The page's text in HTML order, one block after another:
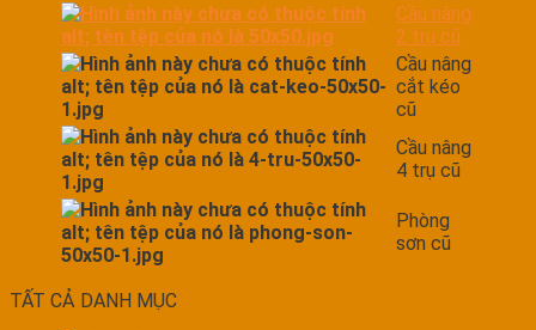
Cầu nâng
2 trụ cũ
Cầu nâng
cắt kéo
cũ
Cầu nâng
4 trụ cũ
Phòng
sơn cũ
TẤT CẢ DANH MỤC